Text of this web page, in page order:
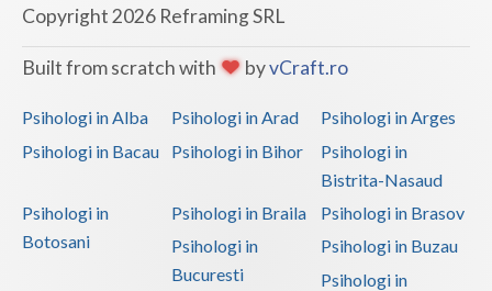
Terapie suportiva pentru persoanele care sufera... (1)
Terapii de scurta durata (1)
Copyright 2026 Reframing SRL
Built from scratch with byvCraft.ro
Psihologi in Alba Psihologi in Arad
Psihologi in Arges
Psihologi in Bacau
Psihologi in Bihor
Psihologi in
Bistrita-Nasaud
Psihologi in
Botosani
Psihologi in Braila
Psihologi in Brasov
Psihologi in
Bucuresti
Psihologi in Buzau
Psihologi in